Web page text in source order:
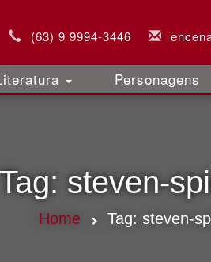
(63) 9 9994-3446
Personagens
Tag: steven-
Home Tag: steven-